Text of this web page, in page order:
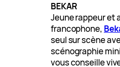
BEKAR
Jeune rappeur et
francophone,
seul sur scène
scénographie
vous conseille